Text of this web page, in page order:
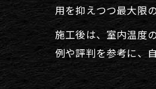
用を抑えつつ最大限
施工後は、室内温度
例や評判を参考に、